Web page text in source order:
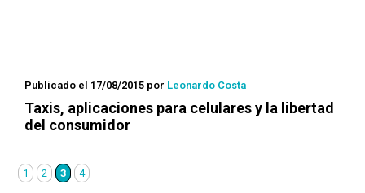
Publicado el 17/08/2015 por Leonardo Costa
Taxis, aplicaciones para celulares y la libertad
del consumidor
1 2 3 4